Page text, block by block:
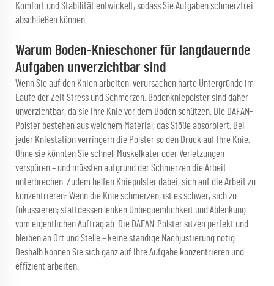
Komfort und Stabilität entwickelt, sodass Sie Aufgaben schmerzfrei
abschließen können.
Warum Boden-Knieschoner für langdauernde
Aufgaben unverzichtbar sind
Wenn Sie auf den Knien arbeiten, verursachen harte Untergründe im
Laufe der Zeit Stress und Schmerzen. Bodenkniepolster sind daher
unverzichtbar, da sie Ihre Knie vor dem Boden schützen. Die DAFAN-
Polster bestehen aus weichem Material, das Stöße absorbiert. Bei
jeder Kniestation verringern die Polster so den Druck auf Ihre Knie.
Ohne sie könnten Sie schnell Muskelkater oder Verletzungen
verspüren – und müssten aufgrund der Schmerzen die Arbeit
unterbrechen. Zudem helfen Kniepolster dabei, sich auf die Arbeit zu
konzentrieren: Wenn die Knie schmerzen, ist es schwer, sich zu
fokussieren; stattdessen lenken Unbequemlichkeit und Ablenkung
vom eigentlichen Auftrag ab. Die DAFAN-Polster sitzen perfekt und
bleiben an Ort und Stelle – keine ständige Nachjustierung nötig.
Deshalb können Sie sich ganz auf Ihre Aufgabe konzentrieren und
effizient arbeiten.